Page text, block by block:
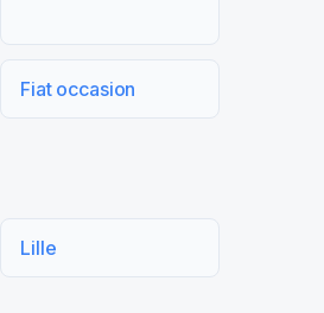
Fiat occasion
Lille